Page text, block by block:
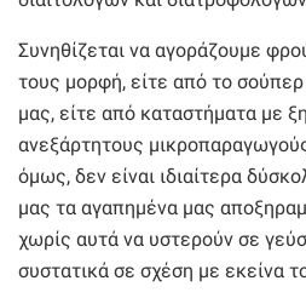
Συνηθίζεται να αγοράζουμε
τους μορφή, είτε από το σούπερ
μας, είτε από καταστήματα με
ανεξάρτητους
όμως, δεν είναι ιδιαίτερα
μας τα αγαπημένα μας
χωρίς αυτά να υστερούν σε
συστατικά σε σχέση με εκείνα